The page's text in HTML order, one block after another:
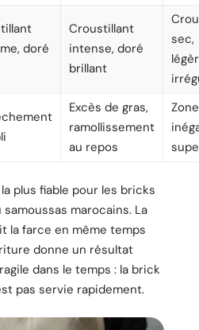
doré
Croustillant
intense, doré
brillant
sec,
Excès de gras,
ramollissement
au repos
plus fiable pour les bricks
marocains. La
la farce en même temps
donne un résultat
dans le temps : la brick
pas servie rapidement.